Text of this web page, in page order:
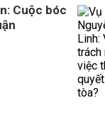
Cuộc bóc